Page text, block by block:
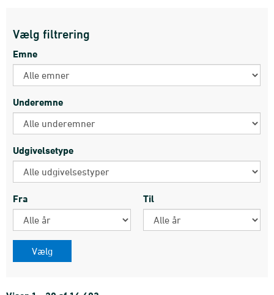
Vælg filtrering
Emne
Underemne
Udgivelsetype
Fra Til